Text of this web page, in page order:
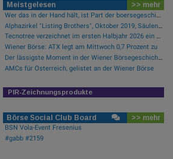
Meistgelesen >> mehr
Wer das in der Hand hält, ist Part der boersegeschichte.at
Alphazirkel "Listing Brothers", Oktober 2019, Säulenhalle Wiener Börse
Tecnotree verzeichnet im ersten Halbjahr 2026 ein zweistelliges Gewinnwachstum und eine beschleunigte Einführungsdynamik
Wiener Börse: ATX legt am Mittwoch 0,7 Prozent zu
Der lässigste Moment in der Wiener Börsegeschichte
AMCs für Österreich, gelistet an der Wiener Börse
PIR-Zeichnungsprodukte
Börse Social Club Board >> mehr
BSN Vola-Event Fresenius
#gabb #2159